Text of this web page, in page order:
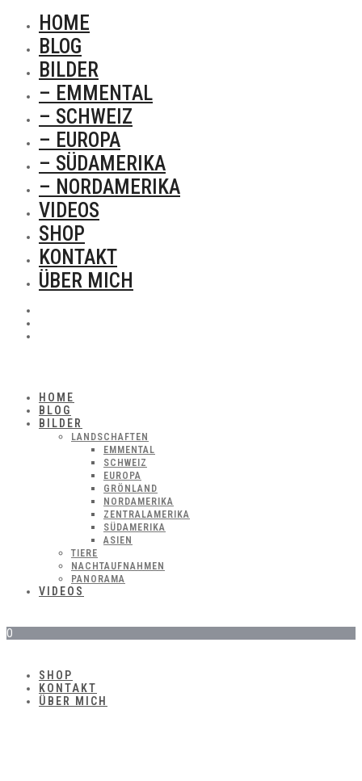
HOME
BLOG
BILDER
– EMMENTAL
– SCHWEIZ
– EUROPA
– SÜDAMERIKA
– NORDAMERIKA
VIDEOS
SHOP
KONTAKT
ÜBER MICH
HOME
BLOG
BILDER
LANDSCHAFTEN
EMMENTAL
SCHWEIZ
EUROPA
GRÖNLAND
NORDAMERIKA
ZENTRALAMERIKA
SÜDAMERIKA
ASIEN
TIERE
NACHTAUFNAHMEN
PANORAMA
VIDEOS
0
SHOP
KONTAKT
ÜBER MICH